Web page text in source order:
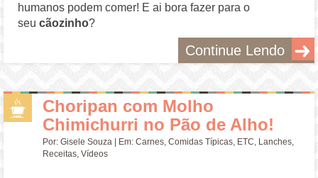
humanos podem comer! E ai bora fazer para o
seucãozinho?
Continue Lendo
Choripan com Molho
Chimichurri no Pão de Alho!
Por:Gisele Souza | Em:Carnes,Comidas Típicas, ETC, Lanches,
Receitas,Vídeos